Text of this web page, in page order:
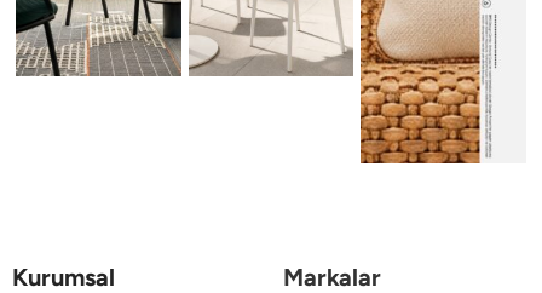
Kurumsal Markalar